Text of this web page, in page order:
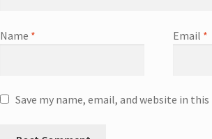
Name * Email *
Save my name, email, and website in